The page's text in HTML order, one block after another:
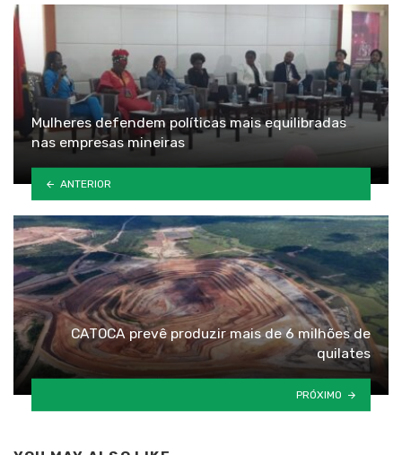
Mulheres defendem políticas mais equilibradas
nas empresas mineiras
ANTERIOR
CATOCA prevê produzir mais de 6 milhões de
quilates
PRÓXIMO